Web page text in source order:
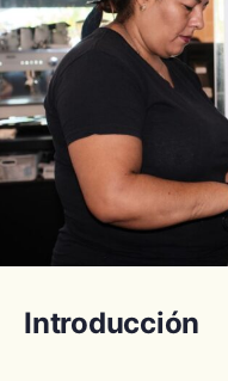
Introducción